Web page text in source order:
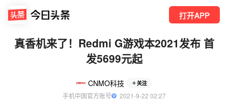
打开APP
真香机来了！Redmi G游戏本2021发布 首
发5699元起
CNMO科技 关注
手机中国官方账号
  2021-9-22 02:27